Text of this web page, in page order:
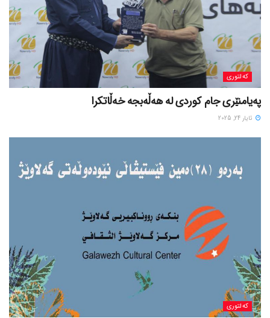
کەلتوری
پەیامنێری جام کوردی لە ھەڵەبجە خەڵاتکرا
ئایار 24, 2025
کەلتوری